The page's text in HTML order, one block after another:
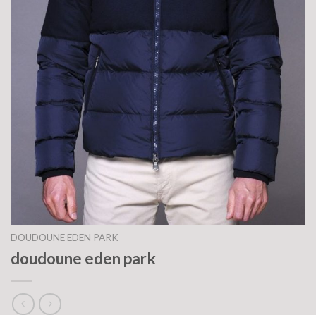
DOUDOUNE EDEN PARK
doudoune eden park